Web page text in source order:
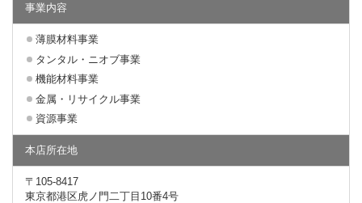
事業内容
薄膜材料事業
タンタル・ニオブ事業
機能材料事業
金属・リサイクル事業
資源事業
本店所在地
〒105-8417
東京都港区虎ノ門二丁目10番4号